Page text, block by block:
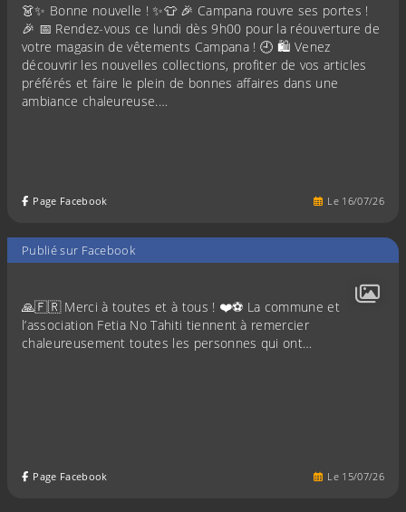
👗✨ Bonne nouvelle ! ✨👕 🎉 Campana rouvre ses portes !
🎉 📅 Rendez-vous ce lundi dès 9h00 pour la réouverture de
votre magasin de vêtements Campana ! 🕘 🛍️ Venez
découvrir les nouvelles collections, profiter de vos articles
préférés et faire le plein de bonnes affaires dans une
ambiance chaleureuse.…
Le 16/07/26
Page Facebook
Publié sur Facebook
🙏🇫🇷 Merci à toutes et à tous ! ❤️⚽ La commune et
l’association Fetia No Tahiti tiennent à remercier
chaleureusement toutes les personnes qui ont…
Le 15/07/26
Page Facebook